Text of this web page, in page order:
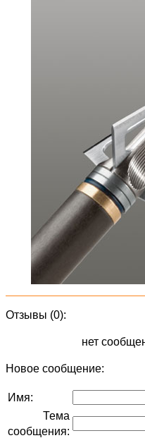
Отзывы (0):
нет
Новое сообщение:
Имя:
Тема
сообщения: